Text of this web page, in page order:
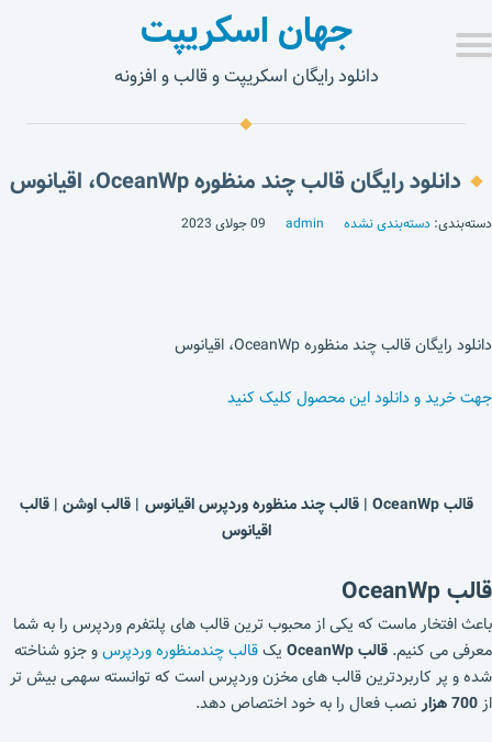
جهان اسکریپت
دانلود رایگان اسکریپت و قالب و افزونه
دانلود رایگان قالب چند منظوره OceanWp، اقیانوس
دسته‌بندی: دسته‌بندی نشده admin 09 جولای 2023
دانلود رایگان قالب چند منظوره OceanWp، اقیانوس
جهت خرید و دانلود این محصول کلیک کنید
قالب OceanWp | قالب چند منظوره وردپرس اقیانوس
| قالب اوشن | قالب
اقیانوس
قالب OceanWp
باعث افتخار ماست که یکی از محبوب ترین قالب های پلتفرم وردپرس را به شما
معرفی می کنیم. قالب یکقالب چندمنظوره وردپرسو جزو شناخته
شده و پر کاربردترین قالب های مخزن وردپرس است که توانسته سهمی بیش تر
از 700 هزار نصب فعال را به خود اختصاص دهد.